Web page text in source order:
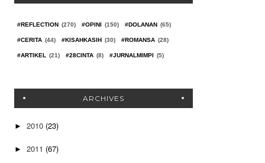
#REFLECTION (270) #OPINI (150) #DOLANAN (65)
#CERITA (44) #KISAHKASIH (30) #ROMANSA (28)
#ARTIKEL (21) #28CINTA (8) #JURNALMIMPI (5)
ARCHIVES
► 2010 (23)
► 2011 (67)